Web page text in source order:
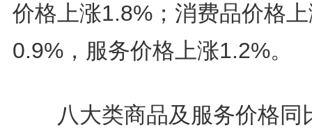
价格上涨1.8%；消费品价格
0.9%，服务价格上涨1.2%。
八大类商品及服务价格同